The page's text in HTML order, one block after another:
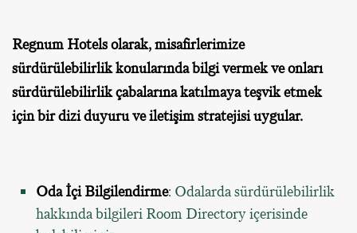
Regnum Hotels olarak, misafirlerimize
sürdürülebilirlik konularında bilgi vermek ve onları
sürdürülebilirlik çabalarına katılmaya teşvik etmek
için bir dizi duyuru ve iletişim stratejisi uygular.
Oda İçi Bilgilendirme: Odalarda sürdürülebilirlik
hakkında bilgileri Room Directory içerisinde